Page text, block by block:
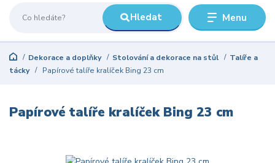
Menu
Hledat
Dekorace a doplňky Stolování a dekorace na stůl
Talíře a
tácky
Papírové talíře kralíček Bing 23 cm
Papírové talíře kralíček Bing 23 cm